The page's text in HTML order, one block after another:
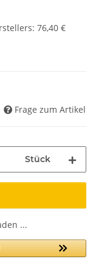
: 76,40 €
Frage zum Artikel
Stück
...